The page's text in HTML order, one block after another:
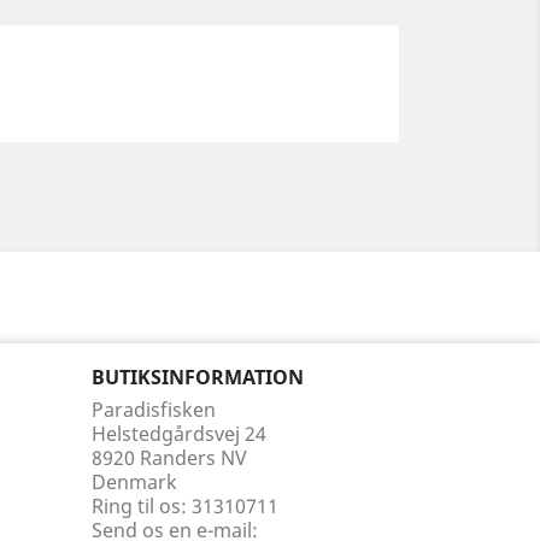
BUTIKSINFORMATION
Paradisfisken
Helstedgårdsvej 24
8920 Randers NV
Denmark
Ring til os: 31310711
Send os en e-mail: